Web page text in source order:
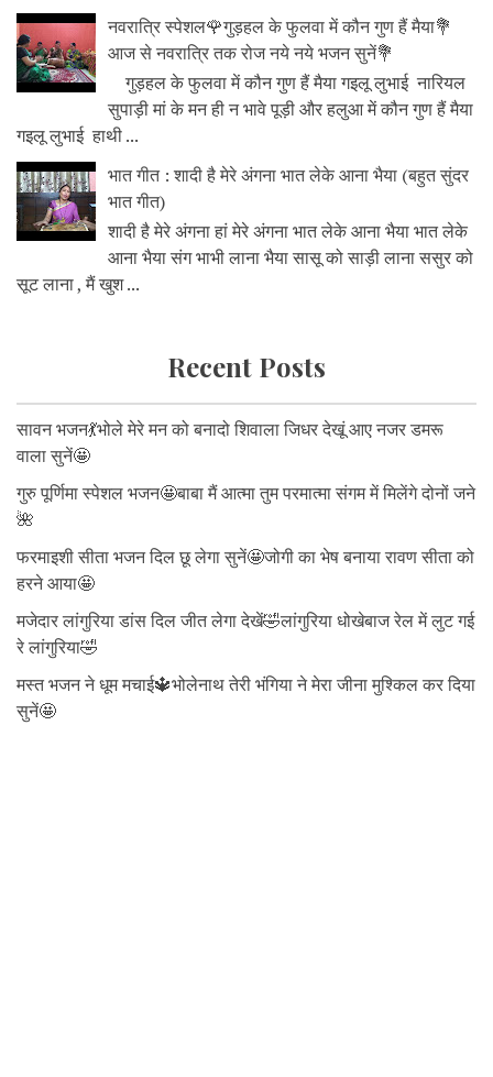
नवरात्रि स्पेशल🌹गुड़हल के फुलवा में कौन गुण हैं मैया💐
आज से नवरात्रि तक रोज नये नये भजन सुनें💐
गुड़हल के फुलवा में कौन गुण हैं मैया गइलू लुभाई नारियल
सुपाड़ी मां के मन ही न भावे पूड़ी और हलुआ में कौन गुण हैं मैया
गइलू लुभाई हाथी ...
भात गीत : शादी है मेरे अंगना भात लेके आना भैया (बहुत सुंदर
भात गीत)
शादी है मेरे अंगना हां मेरे अंगना भात लेके आना भैया भात लेके
आना भैया संग भाभी लाना भैया सासू को साड़ी लाना ससुर को
सूट लाना , मैं खुश ...
Recent Posts
सावन भजन💃भोले मेरे मन को बनादो शिवाला जिधर देखूं आए नजर डमरू
वाला सुनें🤩
गुरु पूर्णिमा स्पेशल भजन🤩बाबा मैं आत्मा तुम परमात्मा संगम में मिलेंगे दोनों जने
🌺
फरमाइशी सीता भजन दिल छू लेगा सुनें🤩जोगी का भेष बनाया रावण सीता को
हरने आया🤩
मजेदार लांगुरिया डांस दिल जीत लेगा देखें🤣लांगुरिया धोखेबाज रेल में लुट गई
रे लांगुरिया🤣
मस्त भजन ने धूम मचाई🔱भोलेनाथ तेरी भंगिया ने मेरा जीना मुश्किल कर दिया
सुनें🤩